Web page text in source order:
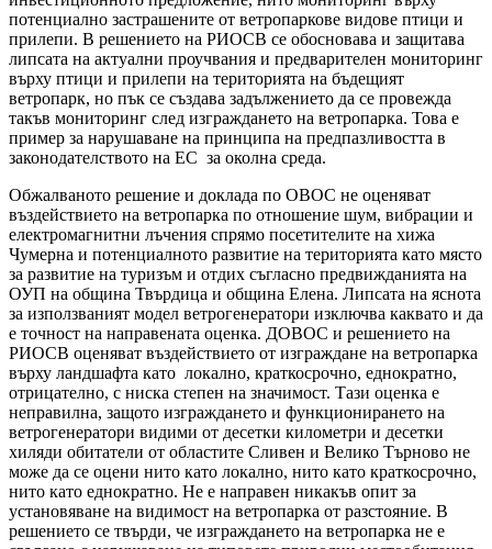
потенциално застрашените от ветропаркове видове птици и
прилепи. В решението на РИОСВ се обосновава и защитава
липсата на актуални проучвания и предварителен мониторинг
върху птици и прилепи на територията на бъдещият
ветропарк, но пък се създава задължението да се провежда
такъв мониторинг след изграждането на ветропарка. Това е
пример за нарушаване на принципа на предпазливостта в
законодателството на ЕС за околна среда.
Обжалваното решение и доклада по ОВОС не оценяват
въздействието на ветропарка по отношение шум, вибрации и
електромагнитни лъчения спрямо посетителите на хижа
Чумерна и потенциалното развитие на територията като място
за развитие на туризъм и отдих съгласно предвижданията на
ОУП на община Твърдица и община Елена. Липсата на яснота
за използваният модел ветрогенератори изключва каквато и да
е точност на направената оценка. ДОВОС и решението на
РИОСВ оценяват въздействието от изграждане на ветропарка
върху ландшафта като локално, краткосрочно, еднократно,
отрицателно, с ниска степен на значимост. Тази оценка е
неправилна, защото изграждането и функционирането на
ветрогенератори видими от десетки километри и десетки
хиляди обитатели от областите Сливен и Велико Търново не
може да се оцени нито като локално, нито като краткосрочно,
нито като еднократно. Не е направен никакъв опит за
установяване на видимост на ветропарка от разстояние. В
решението се твърди, че изграждането на ветропарка не е